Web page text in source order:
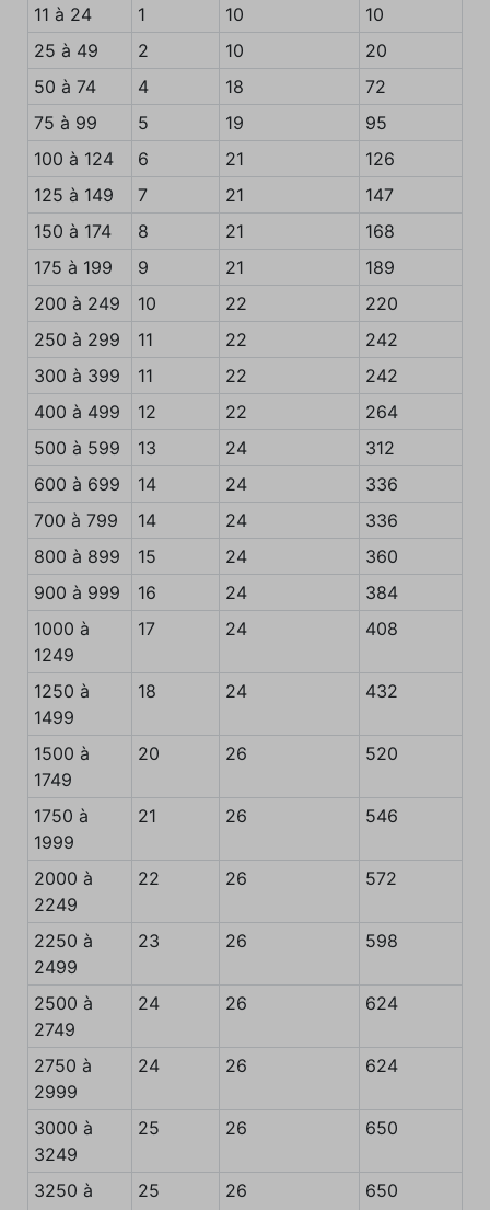
11 à 24 1 10
10
25 à 49
2 10
20
50 à 74
4 18
72
75 à 99
5 19
95
100 à 124
6 21
126
125 à 149
7 21
147
150 à 174
8 21
168
175 à 199
9 21
189
200 à 249
10 22
220
250 à 299
11 22
242
300 à 399
11 22
242
400 à 499
12 22
264
500 à 599
13 24
312
600 à 699
14 24
336
700 à 799
14 24
336
800 à 899
15 24
360
900 à 999
16 24
384
1000 à
1249
17 24 408
1250 à
1499
18 24 432
1500 à
1749
20 26 520
1750 à
1999
21 26 546
2000 à
2249
22 26 572
2250 à
2499
23 26 598
2500 à
2749
24 26 624
2750 à
2999
24 26 624
3000 à
3249
25 26 650
3250 à
25 26 650